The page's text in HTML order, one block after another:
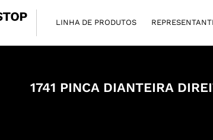
LINHA DE PRODUTOS
1741 PINCA DIANTEIRA